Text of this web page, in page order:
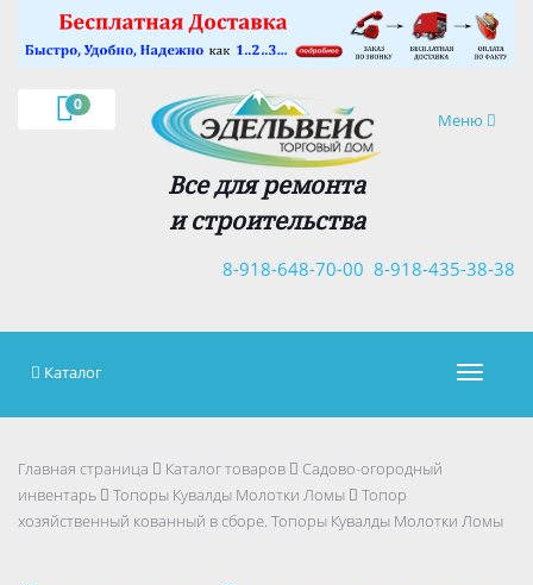
0
Навигация
Меню
Все для ремонта
и строительства
8-918-435-38-38
8-918-648-70-00
×
Каталог
Главная страница Каталог товаров
Садово-огородный
инвентарь
Топоры Кувалды Молотки Ломы
Топор
хозяйственный кованный в сборе. Топоры Кувалды Молотки Ломы